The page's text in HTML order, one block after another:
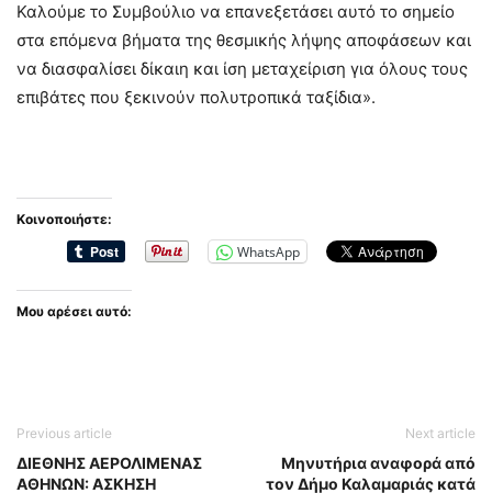
Καλούμε το Συμβούλιο να επανεξετάσει αυτό το σημείο
στα επόμενα βήματα της θεσμικής λήψης αποφάσεων και
να διασφαλίσει δίκαιη και ίση μεταχείριση για όλους τους
επιβάτες που ξεκινούν πολυτροπικά ταξίδια».
Κοινοποιήστε:
WhatsApp
Μου αρέσει αυτό:
Previous article
ΔΙΕΘΝΗΣ ΑΕΡΟΛΙΜΕΝΑΣ
ΑΘΗΝΩΝ: ΑΣΚΗΣΗ
Next article
Μηνυτήρια αναφορά από
τον Δήμο Καλαμαριάς κατά